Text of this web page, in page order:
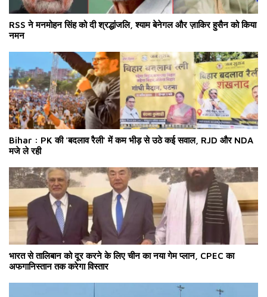
RSS ने मनमोहन सिंह को दी श्रद्धांजलि, श्याम बेनेगल और ज़ाकिर हुसैन को किया
नमन
Bihar : PK की 'बदलाव रैली' में कम भीड़ से उठे कई सवाल, RJD और NDA
मजे ले रही
भारत से तालिबान को दूर करने के लिए चीन का नया गेम प्लान, CPEC का
अफगानिस्तान तक करेगा विस्तार